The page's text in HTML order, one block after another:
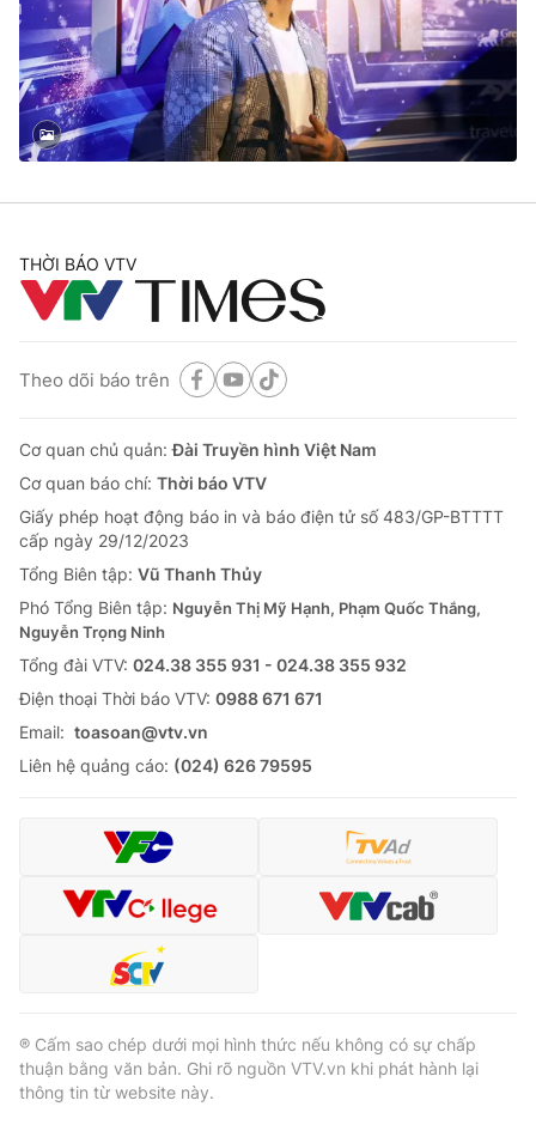
VTV Sức khoẻ Bất động sản
Thị trường 24h Tấm lòng Việt
VTV4 Vươn mình bằng AI
Liên hệ tòa soạn English
Theo dõi báo trên
Cơ quan chủ quản: Đài Truyền hình Việt Nam
Cơ quan báo chí:Thời báo VTV
Giấy phép hoạt động báo in và báo điện tử số 483/GP-BTTTT
cấp ngày 29/12/2023
Tổng Biên tập:Vũ Thanh Thủy
Phó Tổng Biên tập: Nguyễn Thị Mỹ Hạnh, Phạm Quốc Thắng,
Ðiện thoại Thời báo VTV:
Email:toasoan@vtv.vn
Liên hệ quảng cáo:024-7300.7108
THỜI BÁO VTV
Theo dõi báo trên
Cơ quan chủ quản:Đài Truyền hình Việt Nam
Cơ quan báo chí: Thời báo VTV
Giấy phép hoạt động báo in và báo điện tử số 483/GP-BTTTT
cấp ngày 29/12/2023
Tổng Biên tập: Vũ Thanh Thủy
Phó Tổng Biên tập: Nguyễn Thị Mỹ Hạnh, Phạm Quốc Thắng,
Nguyễn Trọng Ninh
Tổng đài VTV: 024.38 355 931 - 024.38 355 932
Ðiện thoại Thời báo VTV: 0988 671 671
Email: toasoan@vtv.vn
Liên hệ quảng cáo: (024) 626 79595
® Cấm sao chép dưới mọi hình thức nếu không có sự chấp
thuận bằng văn bản. Ghi rõ nguồn VTV.vn khi phát hành lại
thông tin từ website này.